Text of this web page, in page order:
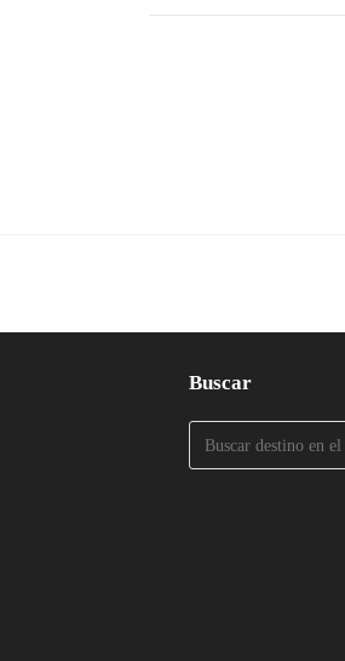
Buscar